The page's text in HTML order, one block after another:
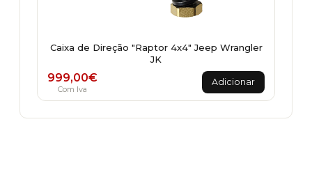
Caixa de Direção "Raptor 4x4" Jeep Wrangler
JK
999,00€
Com Iva
Adicionar